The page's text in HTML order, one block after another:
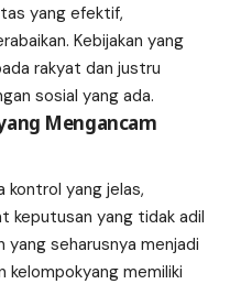
yang efektif,
Kebijakan yang
rakyat dan justru
sosial yang ada.
Mengancam
kontrol yang jelas,
keputusan yang tidak adil
yang seharusnya menjadi
kelompokyang memiliki